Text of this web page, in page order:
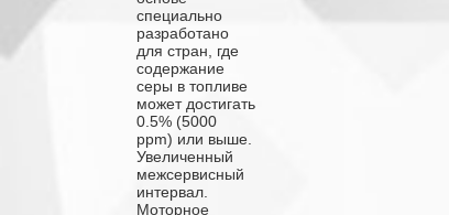
специально
разработано
для стран, где
содержание
серы в топливе
может достигать
0.5% (5000
ppm) или выше.
Увеличенный
межсервисный
интервал.
Моторное